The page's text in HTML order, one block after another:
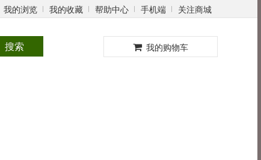
我的浏览 我的收藏 帮助中心 手机端 关注商城
搜索 我的购物车